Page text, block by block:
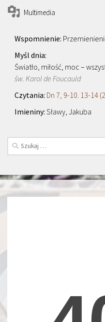
Multimedia
Światło, miłość, moc –
św. Karol de Foucauld
Dn 7, 9-10. 13-14
Sławy, Jakuba
Szukaj: